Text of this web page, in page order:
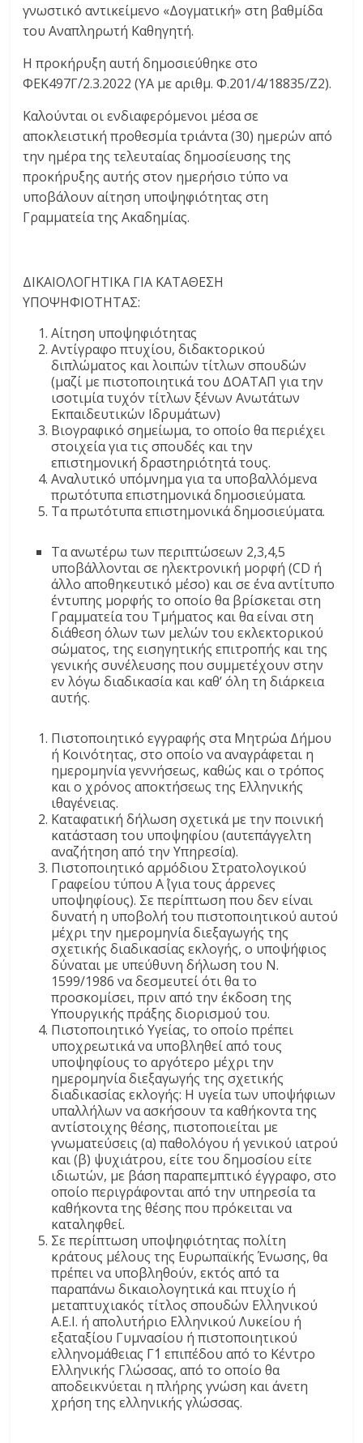
γνωστικό αντικείμενο «Δογματική» στη βαθμίδα
του Αναπληρωτή Καθηγητή.
Η προκήρυξη αυτή δημοσιεύθηκε στο
ΦΕΚ497Γ΄/2.3.2022 (ΥΑ με αριθμ. Φ.201/4/18835/Ζ2).
Καλούνται οι ενδιαφερόμενοι μέσα σε
αποκλειστική προθεσμία τριάντα (30) ημερών από
την ημέρα της τελευταίας δημοσίευσης της
προκήρυξης αυτής στον ημερήσιο τύπο να
υποβάλουν αίτηση υποψηφιότητας στη
Γραμματεία της Ακαδημίας.
ΔΙΚΑΙΟΛΟΓΗΤΙΚΑ ΓΙΑ ΚΑΤΑΘΕΣΗ
ΥΠΟΨΗΦΙΟΤΗΤΑΣ:
Αίτηση υποψηφιότητας
Αντίγραφο πτυχίου, διδακτορικού
διπλώματος και λοιπών τίτλων σπουδών
(μαζί με πιστοποιητικά του ΔΟΑΤΑΠ για την
ισοτιμία τυχόν τίτλων ξένων Ανωτάτων
Εκπαιδευτικών Ιδρυμάτων)
Βιογραφικό σημείωμα, το οποίο θα περιέχει
στοιχεία για τις σπουδές και την
επιστημονική δραστηριότητά τους.
Αναλυτικό υπόμνημα για τα υποβαλλόμενα
πρωτότυπα επιστημονικά δημοσιεύματα.
Τα πρωτότυπα επιστημονικά δημοσιεύματα.
Τα ανωτέρω των περιπτώσεων 2,3,4,5
υποβάλλονται σε ηλεκτρονική μορφή (CD ή
άλλο αποθηκευτικό μέσο) και σε ένα αντίτυπο
έντυπης μορφής το οποίο θα βρίσκεται στη
Γραμματεία του Τμήματος και θα είναι στη
διάθεση όλων των μελών του εκλεκτορικού
σώματος, της εισηγητικής επιτροπής και της
γενικής συνέλευσης που συμμετέχουν στην
εν λόγω διαδικασία και καθ’ όλη τη διάρκεια
αυτής.
Πιστοποιητικό εγγραφής στα Μητρώα Δήμου
ή Κοινότητας, στο οποίο να αναγράφεται η
ημερομηνία γεννήσεως, καθώς και ο τρόπος
και ο χρόνος αποκτήσεως της Ελληνικής
ιθαγένειας.
Καταφατική δήλωση σχετικά με την ποινική
κατάσταση του υποψηφίου (αυτεπάγγελτη
αναζήτηση από την Υπηρεσία).
Πιστοποιητικό αρμόδιου Στρατολογικού
Γραφείου τύπου Α΄ (για τους άρρενες
υποψηφίους). Σε περίπτωση που δεν είναι
δυνατή η υποβολή του πιστοποιητικού αυτού
μέχρι την ημερομηνία διεξαγωγής της
σχετικής διαδικασίας εκλογής, ο υποψήφιος
δύναται με υπεύθυνη δήλωση του Ν.
1599/1986 να δεσμευτεί ότι θα το
προσκομίσει, πριν από την έκδοση της
Υπουργικής πράξης διορισμού του.
Πιστοποιητικό Υγείας, το οποίο πρέπει
υποχρεωτικά να υποβληθεί από τους
υποψηφίους το αργότερο μέχρι την
ημερομηνία διεξαγωγής της σχετικής
διαδικασίας εκλογής: Η υγεία των υποψήφιων
υπαλλήλων να ασκήσουν τα καθήκοντα της
αντίστοιχης θέσης, πιστοποιείται με
γνωματεύσεις (α) παθολόγου ή γενικού ιατρού
και (β) ψυχιάτρου, είτε του δημοσίου είτε
ιδιωτών, με βάση παραπεμπτικό έγγραφο, στο
οποίο περιγράφονται από την υπηρεσία τα
καθήκοντα της θέσης που πρόκειται να
καταληφθεί.
Σε περίπτωση υποψηφιότητας πολίτη
κράτους μέλους της Ευρωπαϊκής Ένωσης, θα
πρέπει να υποβληθούν, εκτός από τα
παραπάνω δικαιολογητικά και πτυχίο ή
μεταπτυχιακός τίτλος σπουδών Ελληνικού
Α.Ε.Ι. ή απολυτήριο Ελληνικού Λυκείου ή
εξαταξίου Γυμνασίου ή πιστοποιητικού
ελληνομάθειας Γ΄1 επιπέδου από το Κέντρο
Ελληνικής Γλώσσας, από το οποίο θα
αποδεικνύεται η πλήρης γνώση και άνετη
χρήση της ελληνικής γλώσσας.